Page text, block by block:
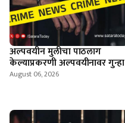
अल्पवयीन मुलीचा पाठलाग
केल्याप्रकरणी अल्पवयीनावर गुन्हा
August 06, 2026